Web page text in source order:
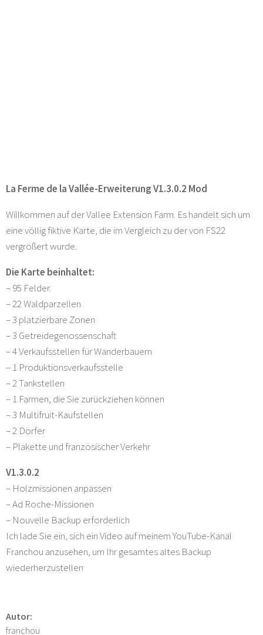
La Ferme de la Vallée-Erweiterung V1.3.0.2 Mod
Willkommen auf der Vallee Extension Farm. Es handelt sich um
eine völlig fiktive Karte, die im Vergleich zu der von FS22
vergrößert wurde.
Die Karte beinhaltet:
– 95 Felder.
– 22 Waldparzellen
– 3 platzierbare Zonen
– 3 Getreidegenossenschaft
– 4 Verkaufsstellen für Wanderbauern
– 1 Produktionsverkaufsstelle
– 2 Tankstellen
– 1 Farmen, die Sie zurückziehen können
– 3 Multifruit-Kaufstellen
– 2 Dörfer
– Plakette und französischer Verkehr
V1.3.0.2
– Holzmissionen anpassen
– Ad Roche-Missionen
– Nouvelle Backup erforderlich
Ich lade Sie ein, sich ein Video auf meinem YouTube-Kanal
Franchou anzusehen, um Ihr gesamtes altes Backup
wiederherzustellen
Autor:
franchou